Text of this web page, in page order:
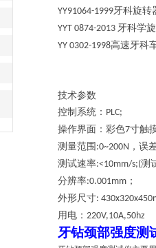
YY91064-1999牙科旋转
YYT 0874-2013 牙科学
YY 0302-1998高速牙科
技术参数
控制系统： PLC;
操作界面：彩色7寸触
测量范围 :0~200N ，误
测试速率:<10mm/s;(测
分辨率:0.001mm ；
外形尺寸:
用电： 220V,10A,50hz
牙钻颈部强度测